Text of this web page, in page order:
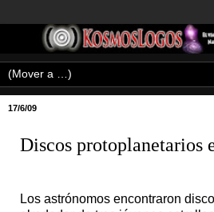
17/6/09
Discos protoplanetarios
Los astrónomos encontraron